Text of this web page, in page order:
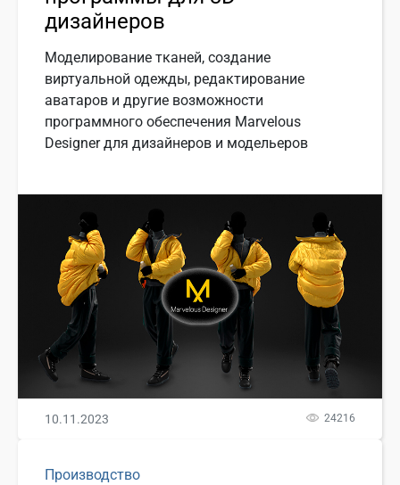
дизайнеров
Моделирование тканей, создание
виртуальной одежды, редактирование
аватаров и другие возможности
программного обеспечения Marvelous
Designer для дизайнеров и модельеров
10.11.2023 24216
Производство